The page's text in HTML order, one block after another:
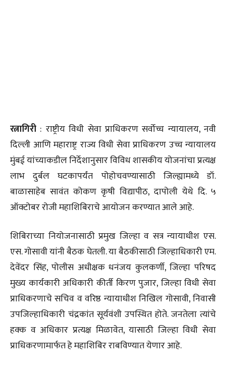
रत्नागिरी : राष्ट्रीय विधी सेवा प्राधिकरण सर्वोच्च न्यायालय, नवी
दिल्ली आणि महाराष्ट्र राज्य विधी सेवा प्राधिकरण उच्च न्यायालय
मुंबई यांच्याकडील निर्देशानुसार विविध शासकीय योजनांचा प्रत्यक्ष
लाभ दुर्बल घटकापर्यंत पोहोचवण्यासाठी जिल्ह्यामध्ये डॉ.
बाळासाहेब सावंत कोकण कृषी विद्यापीठ, दापोली येथे दि. ५
ऑक्टोबर रोजी महाशिबिराचे आयोजन करण्यात आले आहे.
शिबिराच्या नियोजनासाठी प्रमुख जिल्हा व सत्र न्यायाधीश एस.
एस. गोसावी यांनी बैठक घेतली. या बैठकीसाठी जिल्हाधिकारी एम.
देवेंदर सिंह, पोलीस अधीक्षक धनंजय कुलकर्णी, जिल्हा परिषद
मुख्य कार्यकारी अधिकारी कीर्ती किरण पुजार, जिल्हा विधी सेवा
प्राधिकरणाचे सचिव व वरिष्ठ न्यायाधीश निखिल गोसावी, निवासी
उपजिल्हाधिकारी चंद्रकांत सूर्यवंशी उपस्थित होते. जनतेला त्यांचे
हक्क व अधिकार प्रत्यक्ष मिळावेत, यासाठी जिल्हा विधी सेवा
प्राधिकरणामार्फत हे महाशिबिर राबविण्यात येणार आहे.